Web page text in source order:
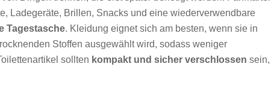
Ladegeräte, Brillen, Snacks und eine wiederverwendbare
Tagestasche. Kleidung eignet sich am besten, wenn sie in
Stoffen ausgewählt wird, sodass weniger
sollten kompakt und sicher verschlossen sein,